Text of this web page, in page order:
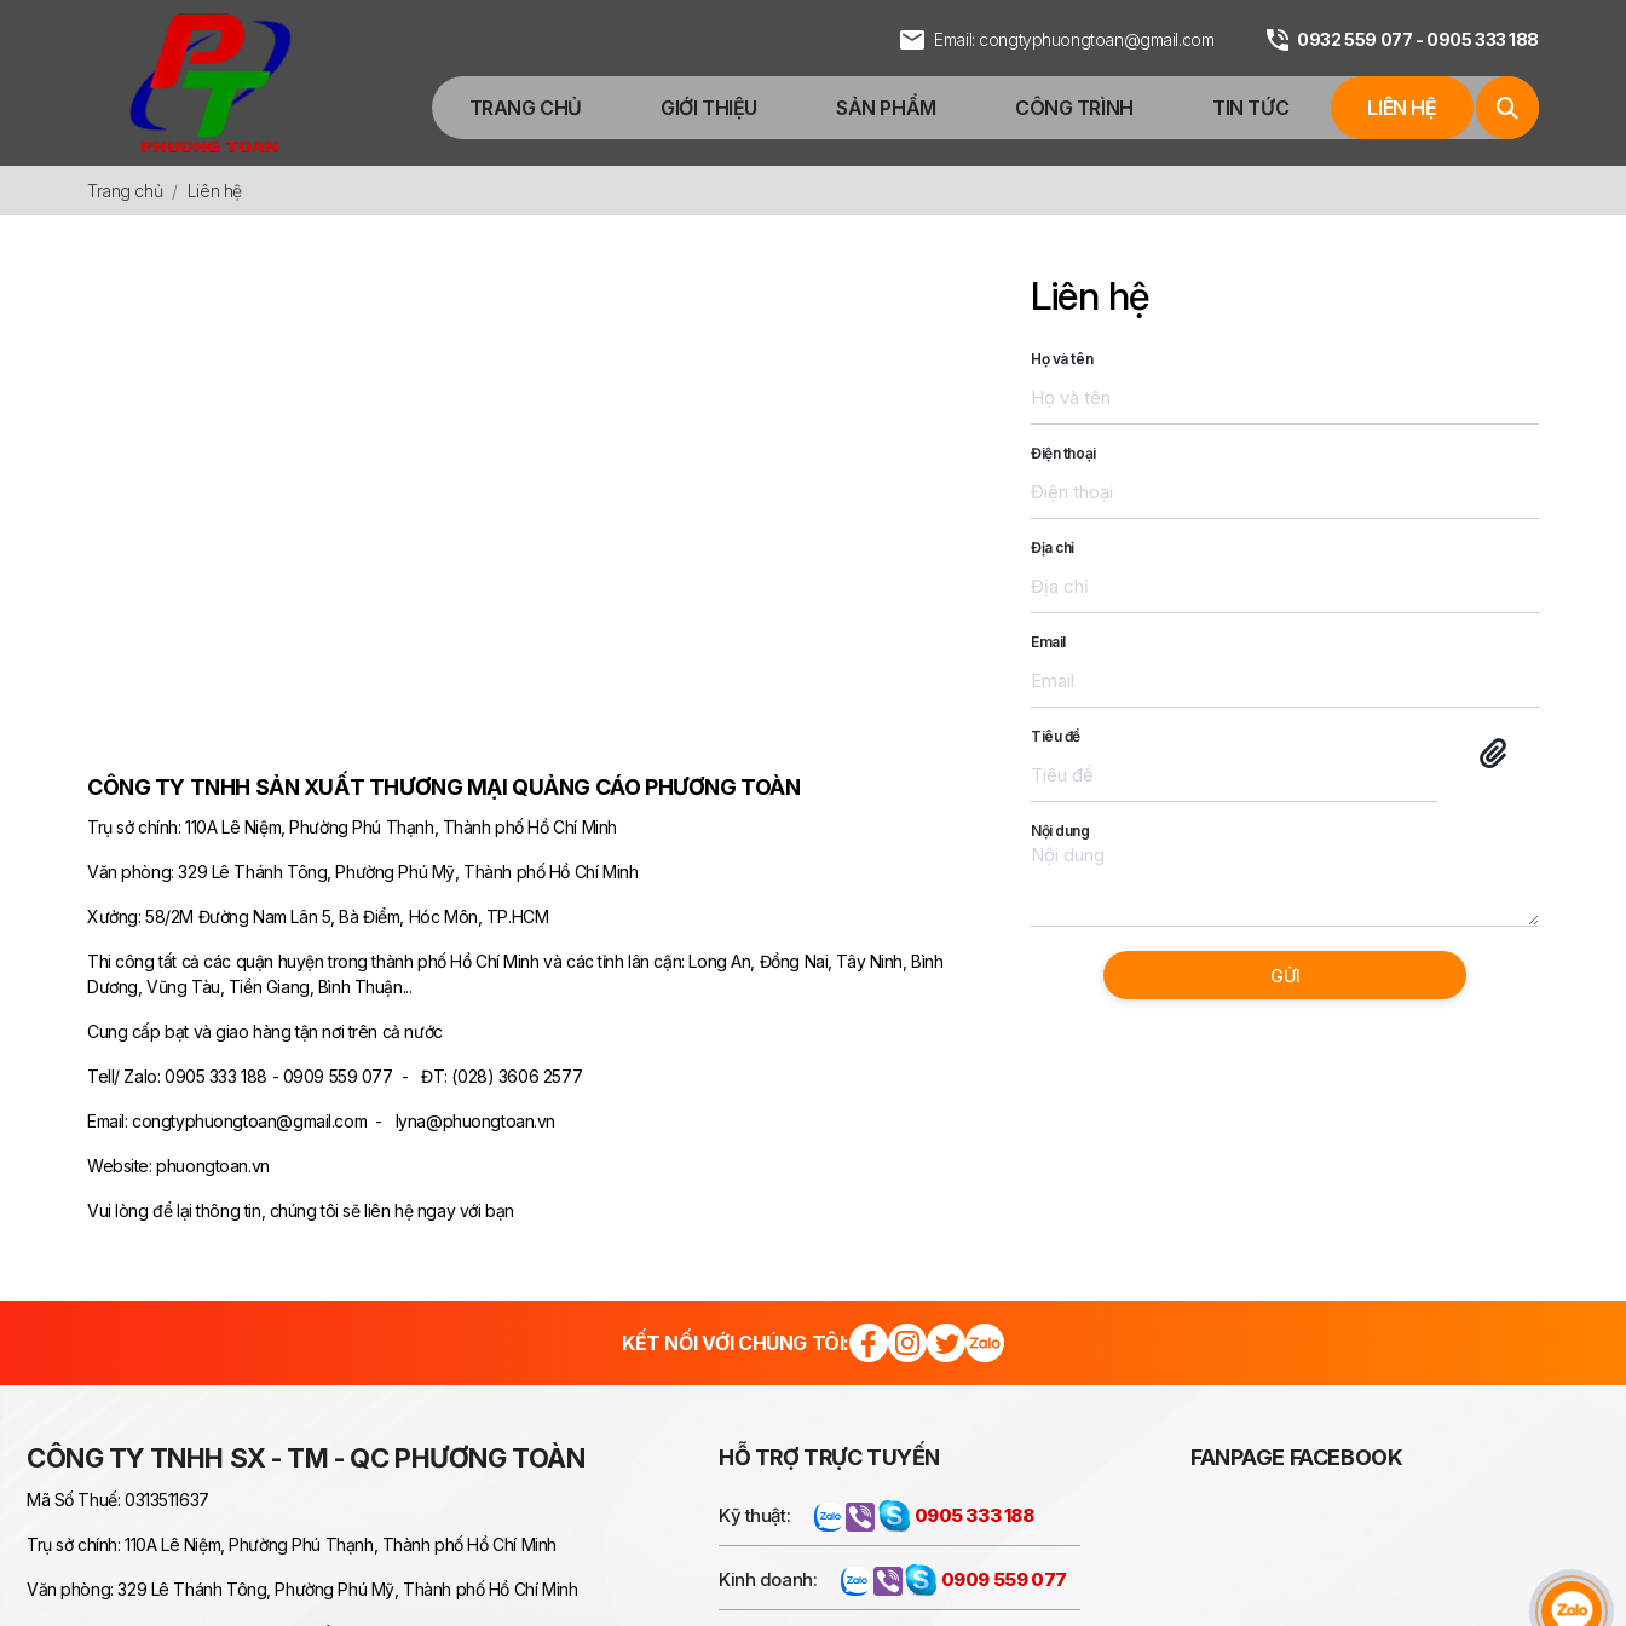
Email: congtyphuongtoan@gmail.com 0932 559 077 - 0905 333 188
TRANG CHỦ GIỚI THIỆU SẢN PHẨM CÔNG TRÌNH TIN TỨC LIÊN HỆ
Trang chủ Liên hệ
CÔNG TY TNHH SẢN XUẤT THƯƠNG MẠI QUẢNG CÁO PHƯƠNG TOÀN
Trụ sở chính: 110A Lê Niệm, Phường Phú Thạnh, Thành phố Hồ Chí Minh
Văn phòng: 329 Lê Thánh Tông, Phường Phú Mỹ, Thành phố Hồ Chí Minh
Xưởng: 58/2M Đường Nam Lân 5, Bà Điểm, Hóc Môn, TP.HCM
Thi công tất cả các quận huyện trong thành phố Hồ Chí Minh và các tỉnh lân cận: Long An, Đồng Nai, Tây Ninh, Bình
Dương, Vũng Tàu, Tiền Giang, Bình Thuận...
Cung cấp bạt và giao hàng tận nơi trên cả nước
Tell/ Zalo: 0905 333 188 - 0909 559 077 - ĐT: (028) 3606 2577
Email: congtyphuongtoan@gmail.com - lyna@phuongtoan.vn
Website: phuongtoan.vn
Vui lòng để lại thông tin, chúng tôi sẽ liên hệ ngay với bạn
Liên hệ
Họ và tên
Điện thoại
Địa chỉ
Email
Tiêu đề
Nội dung
GỬI
KẾT NỐI VỚI CHÚNG TÔI:
CÔNG TY TNHH SX - TM - QC PHƯƠNG TOÀN
Mã Số Thuế: 0313511637
Trụ sở chính: 110A Lê Niệm, Phường Phú Thạnh, Thành phố Hồ Chí Minh
Văn phòng: 329 Lê Thánh Tông, Phường Phú Mỹ, Thành phố Hồ Chí Minh
HỖ TRỢ TRỰC TUYẾN
Kỹ thuật: 0905 333 188
Kinh doanh: 0909 559 077
FANPAGE FACEBOOK